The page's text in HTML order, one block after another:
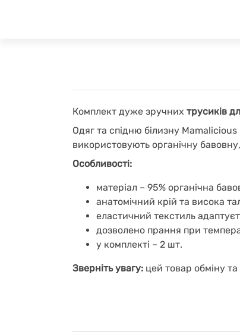
Комплект дуже зручних трусиків
Одяг та спідню білизну Mamalicious
використовують органічну
Особливості:
матеріал – 95% органічна
анатомічний крій та висока
еластичний текстиль
дозволено прання при
у комплекті – 2 шт.
Зверніть увагу: цей товар обміну